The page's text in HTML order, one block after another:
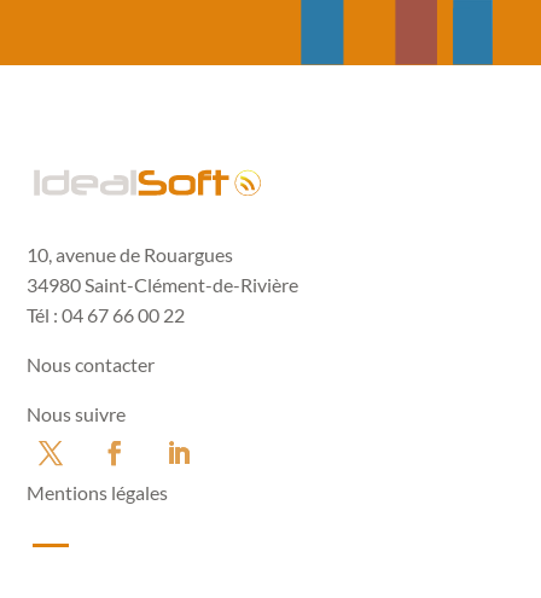
10, avenue de Rouargues
34980 Saint-Clément-de-Rivière
Tél : 04 67 66 00 22
Nous contacter
Nous suivre
Mentions légales